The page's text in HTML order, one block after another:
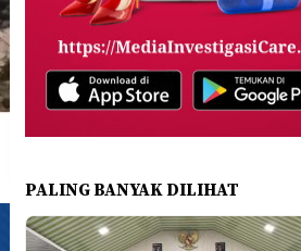
PALING BANYAK DILIHAT